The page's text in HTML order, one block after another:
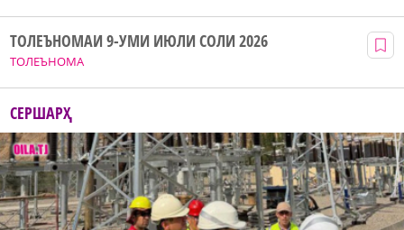
ТОЛЕЪНОМА
ТОЛЕЪНОМАИ 9-УМИ ИЮЛИ СОЛИ 2026
СЕРШАРҲ